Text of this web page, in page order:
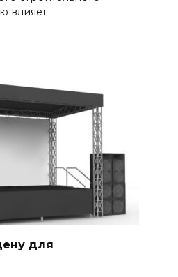
влияет
для